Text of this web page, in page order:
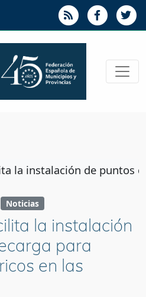
la instalación de puntos
Noticias
la instalación
para
en las